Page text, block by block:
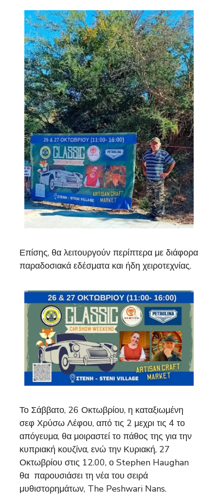
Επίσης, θα λειτουργούν περίπτερα με διάφορα
παραδοσιακά εδέσματα και ήδη χειροτεχνίας.
Το Σάββατο, 26 Οκτωβρίου, η καταξιωμένη
σεφ Χρύσω Λέφου, από τις 2 μεχρι τις 4 το
απόγευμα, θα μοιραστεί το πάθος της για την
κυπριακή κουζίνα, ενώ την Κυριακή, 27
Οκτωβρίου στις 12.00, ο Stephen Haughan
θα παρουσιάσει τη νέα του σειρά
μυθιστορημάτων, The Peshwari Nans.